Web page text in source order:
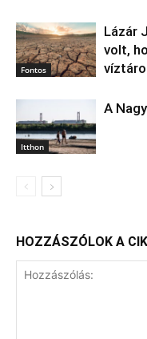
Fontos
Lázár
volt,
Itthon
A
HOZZÁSZÓLOK A